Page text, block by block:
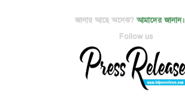
জানার আছে অনেক? আমাদের জানান।
Follow us